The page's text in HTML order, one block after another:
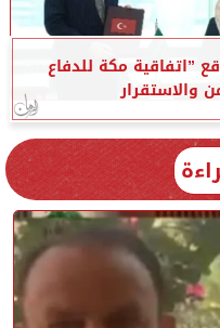
”اتفاقية مكة للدفاع
والاستقرار